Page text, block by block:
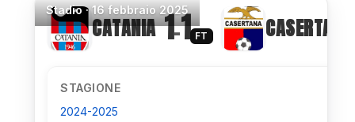
Stadio·16 febbraio 2025
CATANIA 1–1 FT CASERTANA
STAGIONE
2024-2025